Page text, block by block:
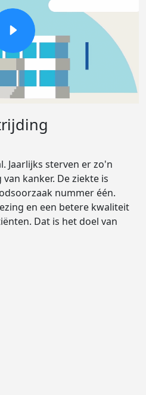
Jaarlijks sterven er zo'n
kanker. De ziekte is
nummer één.
en een betere kwaliteit
Dat is het doel van